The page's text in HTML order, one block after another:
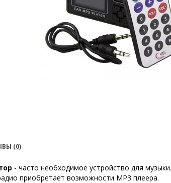
(0)
- часто необходимое устройство для
приобретает возможности MP3 плеера.